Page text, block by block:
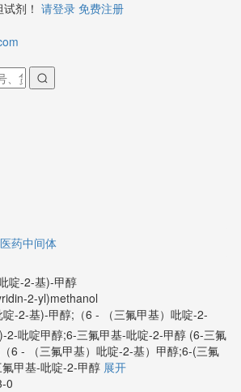
剂！ 请登录 免费注册
医药中间体
啶-2-基)-甲醇
2-yl)methanol
-2-基)-甲醇;（6 - （三氟甲基）吡啶-2-
2-吡啶甲醇;6-三氟甲基-吡啶-2-甲醇 (6-三氟
6 - （三氟甲基）吡啶-2-基）甲醇;6-(三氟
甲基-吡啶-2-甲醇 展开
0